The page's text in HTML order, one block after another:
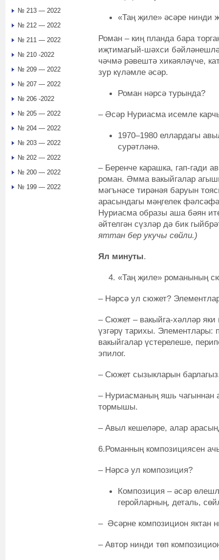
«Таң җиле» әсәре нинди
Роман – киң планда бара
иҗтимагый-шәхси
чәчмә рәвештә хикәяләүче,
зур күләмле әсәр.
Роман нәрсә турында?
– Әсәр Нуриасма исемле
1970–1980 еллардагы
сурәтләнә.
– Беренче карашка, гап-гади
роман. Әмма вакыйгалар
мәгънәсе тирәнәя баруын
арасындагы мәңгелек
Нуриасма образы аша бәян
әйтелгән сүзләр дә бик
яттан бер укучы сөйли.)
Ял минуты.
«Таң җиле» романының
– Нәрсә ул сюжет?
– Сюжет – вакыйга-хәлләр
үзгәрү тарихы. Элементлары:
вакыйгалар үстерелеше,
эпилог.
– Сюжет сызыкларын
– Нуриасманың яшь чагыннан
тормышы.
– Авыл кешеләре, алар
6.Романның композициясен
– Нәрсә ул композиция?
Композиция – әсәр
геройларның, деталь,
– Әсәрне композицион яктан
– Автор нинди төп
№ 213 — 2022
№ 212 — 2022
№ 211 — 2022
№ 210 -2022
№ 209 — 2022
№ 207 — 2022
№ 206 -2022
№ 205 — 2022
№ 204 — 2022
№ 203 — 2022
№ 202 — 2022
№ 200 — 2022
№ 199 — 2022